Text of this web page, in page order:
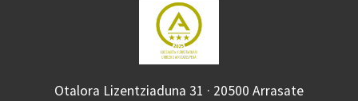
Otalora Lizentziaduna 31 · 20500 Arrasate